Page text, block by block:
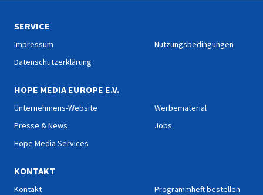
SERVICE
Impressum
Datenschutzerklärung
Nutzungsbedingungen
HOPE MEDIA EUROPE E.V.
Unternehmens-Website
Presse & News
Hope Media Services
Werbematerial
Jobs
KONTAKT
Kontakt
Programmheft bestellen